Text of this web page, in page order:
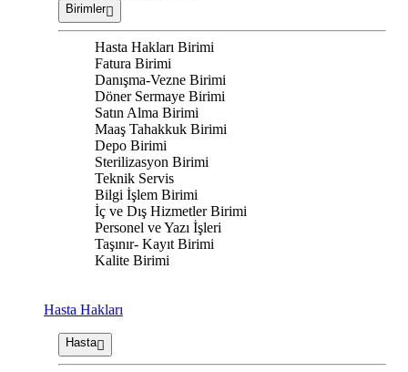
Birimler
Hasta Hakları Birimi
Fatura Birimi
Danışma-Vezne Birimi
Döner Sermaye Birimi
Satın Alma Birimi
Maaş Tahakkuk Birimi
Depo Birimi
Sterilizasyon Birimi
Teknik Servis
Bilgi İşlem Birimi
İç ve Dış Hizmetler Birimi
Personel ve Yazı İşleri
Taşınır- Kayıt Birimi
Kalite Birimi
Hasta Hakları
Hasta